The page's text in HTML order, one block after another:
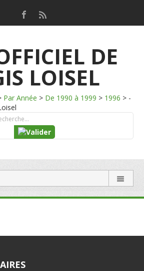
DE
LOISEL
Par Année > De 1990 à 1999 > 1996 > -